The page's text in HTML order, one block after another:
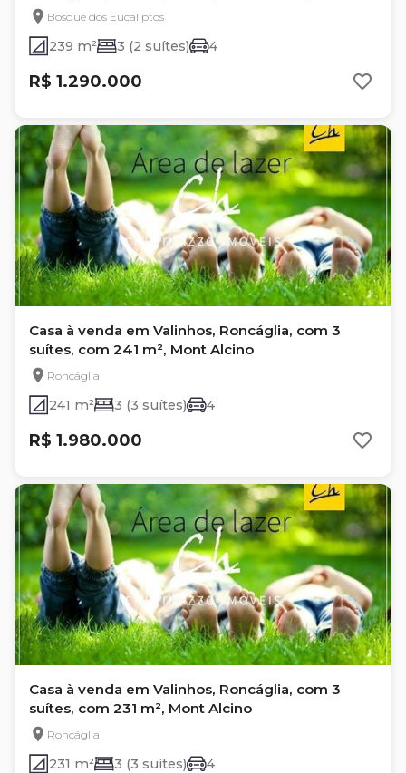
das Pitangueiras
Bosque dos Eucaliptos
239 m² 3 (2 suítes) 4
R$ 1.290.000
Casa à venda em Valinhos, Roncáglia, com 3
suítes, com 241 m², Mont Alcino
Roncáglia
241 m² 3 (3 suítes) 4
R$ 1.980.000
Casa à venda em Valinhos, Roncáglia, com 3
suítes, com 231 m², Mont Alcino
Roncáglia
231 m² 3 (3 suítes) 4